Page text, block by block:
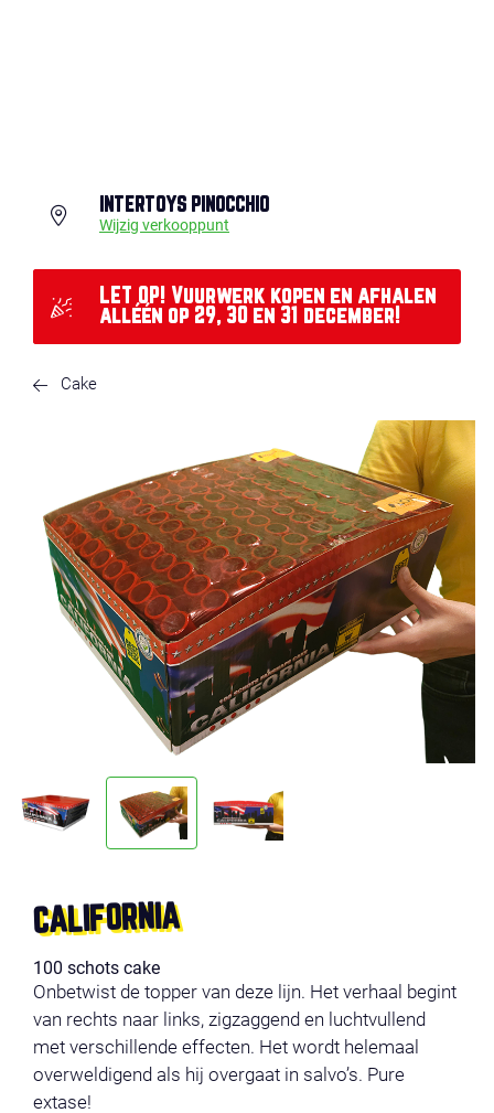
INTERTOYS PINOCCHIO
Wijzig verkooppunt
LET OP! Vuurwerk kopen en afhalen
alléén op 29, 30 en 31 december!
Cake
CALIFORNIA
100 schots cake
Onbetwist de topper van deze lijn. Het verhaal begint
van rechts naar links, zigzaggend en luchtvullend
met verschillende effecten. Het wordt helemaal
overweldigend als hij overgaat in salvo’s. Pure
extase!